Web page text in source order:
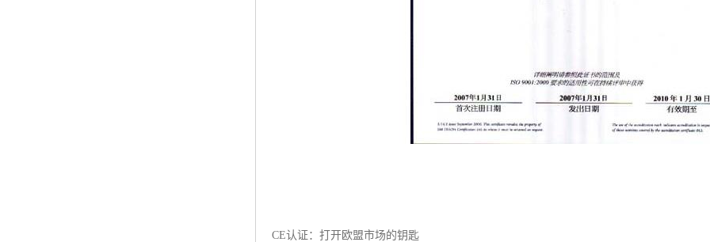
CE认证：打开欧盟市场的钥匙